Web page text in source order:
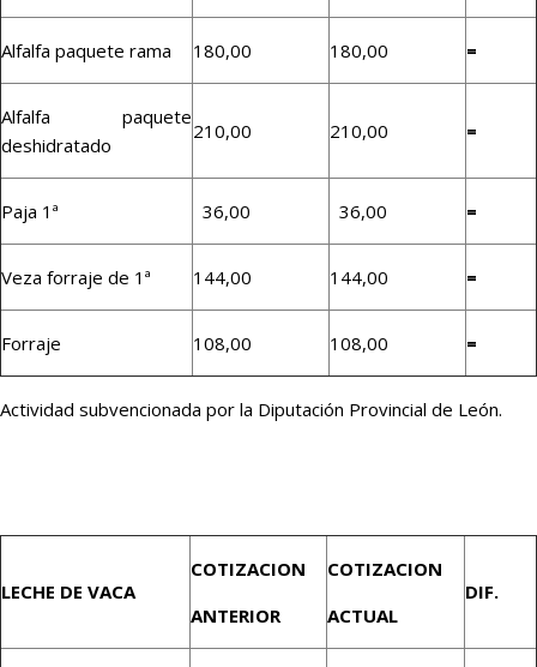
Alfalfa paquete rama 180,00 180,00 =
Alfalfa paquete
deshidratado
210,00 210,00 =
Paja 1ª 36,00 36,00 =
Veza forraje de 1ª 144,00 144,00 =
Forraje 108,00 108,00 =
Actividad subvencionada por la Diputación Provincial de León.
LECHE DE VACA
COTIZACION
ANTERIOR
COTIZACION
ACTUAL
DIF.